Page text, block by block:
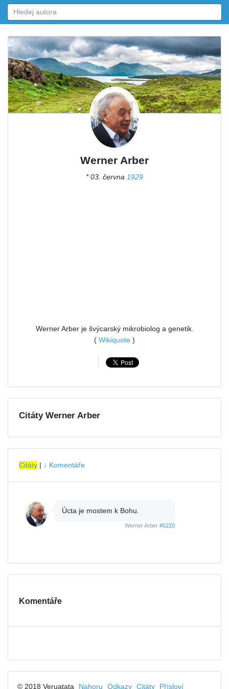
Werner Arber
* 03. června 1929
Werner Arber je švýcarský mikrobiolog a genetik.
( Wikiquote )
Citáty Werner Arber
Citáty | ↓ Komentáře
Úcta je mostem k Bohu.
Werner Arber #5220
Komentáře
© 2018 Veruatata Nahoru Odkazy Citáty Přísloví